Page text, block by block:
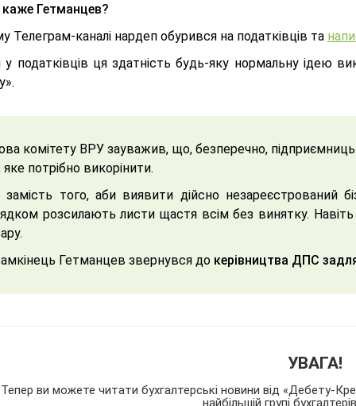
Гетманцев?
Телеграм-каналі нардеп обурився на податківців та
у податківців ця здатність будь-яку нормальну ідею
комітету ВРУ зауважив, що, безперечно,
яке потрібно викорінити.
замість того, аби виявити дійсно незареєстрований
розсилають листи щастя всім без винятку.
Гетманцев звернувся до керівництва ДПС
УВАГА!
Тепер ви можете читати бухгалтерські новини від «Дебету-
найбільшій групі